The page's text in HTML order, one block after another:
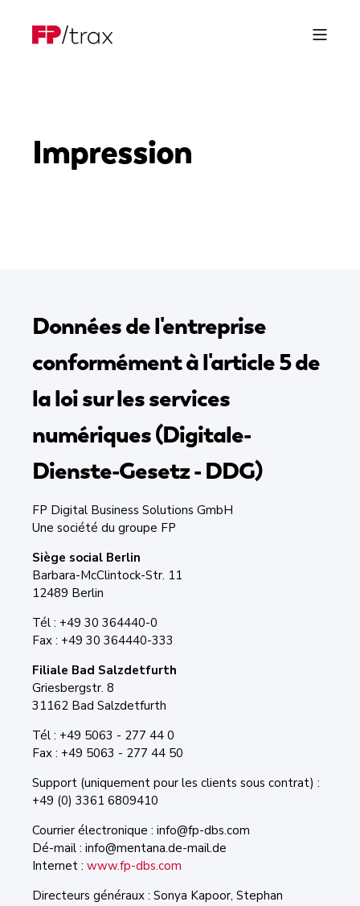
Impression
Données de l'entreprise
conformément à l'article 5 de
la loi sur les services
numériques (Digitale-
Dienste-Gesetz - DDG)
FP Digital Business Solutions GmbH
Une société du groupe FP
Siège social Berlin
Barbara-McClintock-Str. 11
12489 Berlin
Tél : +49 30 364440-0
Fax : +49 30 364440-333
Filiale Bad Salzdetfurth
Griesbergstr. 8
31162 Bad Salzdetfurth
Tél : +49 5063 - 277 44 0
Fax : +49 5063 - 277 44 50
Support (uniquement pour les clients sous contrat) :
+49 (0) 3361 6809410
Courrier électronique : info@fp-dbs.com
Dé-mail : info@mentana.de-mail.de
Internet : www.fp-dbs.com
Directeurs généraux : Sonya Kapoor, Stephan